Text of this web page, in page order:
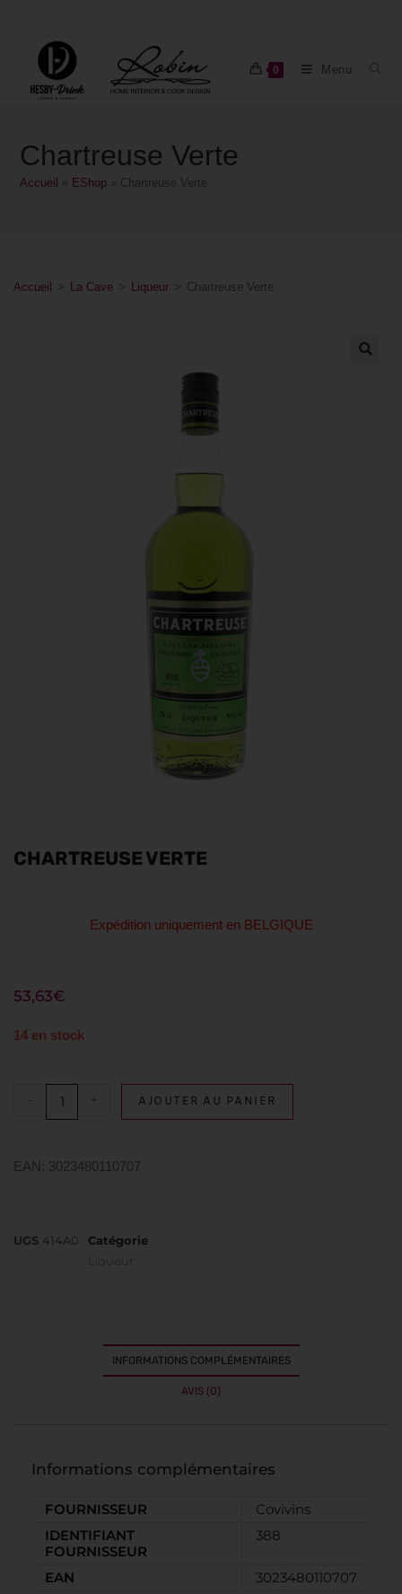
0 Menu
Chartreuse Verte
Accueil EShop Chartreuse Verte
Accueil > La Cave > Liqueur > Chartreuse Verte
CHARTREUSE VERTE
Expédition uniquement en BELGIQUE
53,63€
14 en stock
- + AJOUTER AU PANIER
EAN: 3023480110707
UGS 414A0
Catégorie
INFORMATIONS COMPLÉMENTAIRES
AVIS (0)
Informations complémentaires
FOURNISSEUR
Covivins
IDENTIFIANT
FOURNISSEUR
388
EAN
3023480110707